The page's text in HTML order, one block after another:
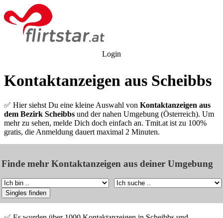
Login
Kontaktanzeigen aus Scheibbs
✅ Hier siehst Du eine kleine Auswahl von Kontaktanzeigen aus
dem Bezirk Scheibbs und der nahen Umgebung (Österreich). Um
mehr zu sehen, melde Dich doch einfach an. Tmit.at ist zu 100%
gratis, die Anmeldung dauert maximal 2 Minuten.
Finde mehr Kontaktanzeigen aus deiner Umgebung